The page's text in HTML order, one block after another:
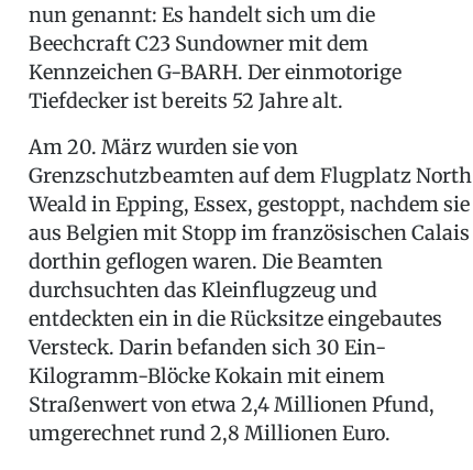
nun genannt: Es handelt sich um die
Beechcraft C23 Sundowner mit dem
Kennzeichen G-BARH. Der einmotorige
Tiefdecker ist bereits 52 Jahre alt.
Am 20. März wurden sie von
Grenzschutzbeamten auf dem Flugplatz North
Weald in Epping, Essex, gestoppt, nachdem sie
aus Belgien mit Stopp im französischen Calais
dorthin geflogen waren. Die Beamten
durchsuchten das Kleinflugzeug und
entdeckten ein in die Rücksitze eingebautes
Versteck. Darin befanden sich 30 Ein-
Kilogramm-Blöcke Kokain mit einem
Straßenwert von etwa 2,4 Millionen Pfund,
umgerechnet rund 2,8 Millionen Euro.